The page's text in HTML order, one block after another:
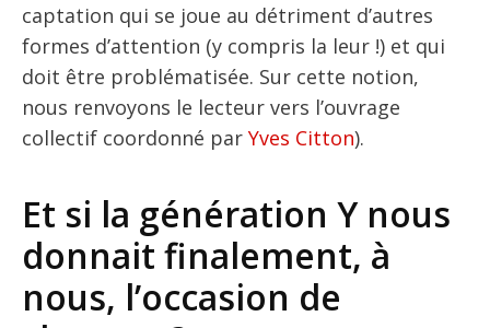
captation qui se joue au détriment d’autres
formes d’attention (y compris la leur !) et qui
doit être problématisée. Sur cette notion,
nous renvoyons le lecteur vers l’ouvrage
collectif coordonné par Yves Citton).
Et si la génération Y nous
donnait finalement, à
nous, l’occasion de